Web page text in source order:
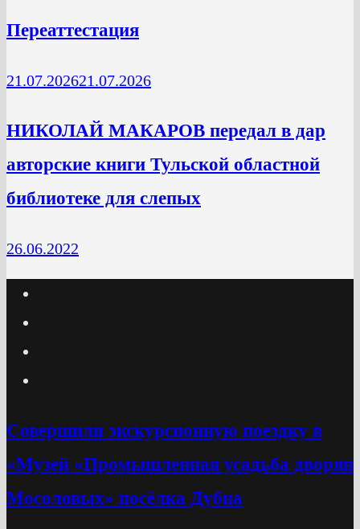
Переаттестация
21.07.202621.07.2026
НИКОЛАЙ МАКАРОВ передал в дар
авторские книги Тульской областной
библиотеке для слепых
26.06.2022
Cовершили экскурсионную поездку в
«Музей «Промышленная усадьба дворян
Мосоловых» посёлка Дубна